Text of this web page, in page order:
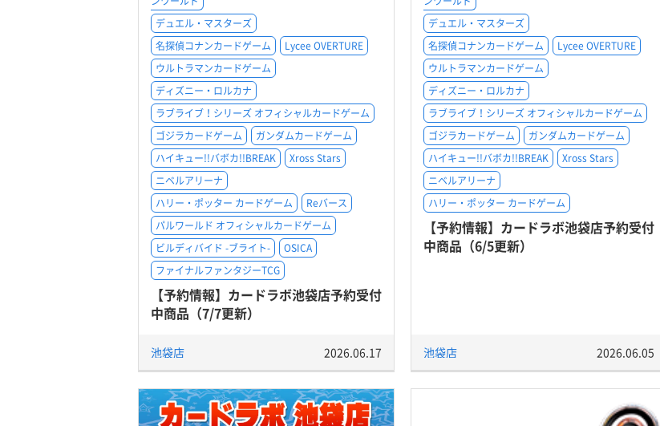
デュエル・マスターズ
名探偵コナンカードゲーム
Lycee OVERTURE
ウルトラマンカードゲーム
ディズニー・ロルカナ
ラブライブ！シリーズ オフィシャルカードゲーム
ゴジラカードゲーム
ガンダムカードゲーム
ハイキュー!!バボカ!!BREAK
Xross Stars
ニベルアリーナ
ハリー・ポッター カードゲーム
Reバース
パルワールド オフィシャルカードゲーム
ビルディバイド -ブライト-
OSICA
ファイナルファンタジーTCG
【予約情報】カードラボ池袋店予約受付
中商品（7/7更新）
池袋店 2026.06.17
デュエル・マスターズ
名探偵コナンカードゲーム
Lycee OVERTURE
ウルトラマンカードゲーム
ディズニー・ロルカナ
ラブライブ！シリーズ オフィシャルカードゲーム
ゴジラカードゲーム
ガンダムカードゲーム
ハイキュー!!バボカ!!BREAK
Xross Stars
ニベルアリーナ
ハリー・ポッター カードゲーム
【予約情報】カードラボ池袋店予約受付
中商品（6/5更新）
池袋店 2026.06.05